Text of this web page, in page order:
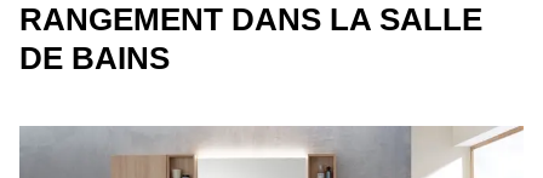
RANGEMENT DANS LA SALLE
DE BAINS